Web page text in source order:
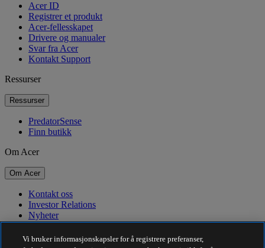
Acer ID
Registrer et produkt
Acer-fellesskapet
Drivere og manualer
Svar fra Acer
Kontakt Support
Ressurser
Ressurser
PredatorSense
Finn butikk
Om Acer
Om Acer
Kontakt oss
Investor Relations
Nyheter
Priser
Arrangementer
Vi bruker informasjonskapsler for å registrere preferanser,